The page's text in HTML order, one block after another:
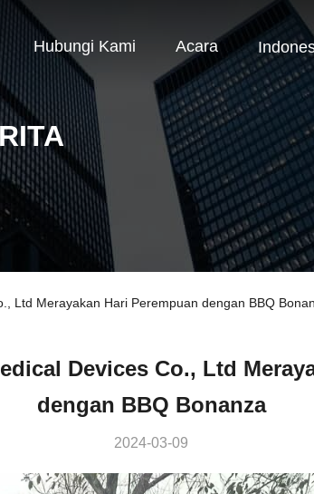
Hubungi Kami Acara
Ltd Merayakan Hari Perempuan dengan BBQ
Devices Co., Ltd
dengan BBQ Bonanza
2024-03-09